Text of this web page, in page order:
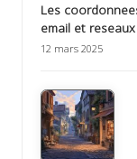
Les
email et
12 mars 2025